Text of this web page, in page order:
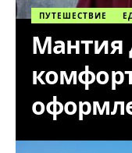
ПУТЕШЕСТВИЕ
Мантия